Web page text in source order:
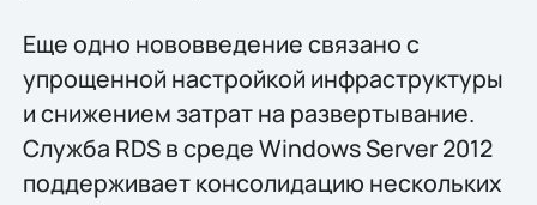
Еще одно нововведение связано с
упрощенной настройкой инфраструктуры
и снижением затрат на развертывание.
Служба RDS в среде Windows Server 2012
поддерживает консолидацию нескольких